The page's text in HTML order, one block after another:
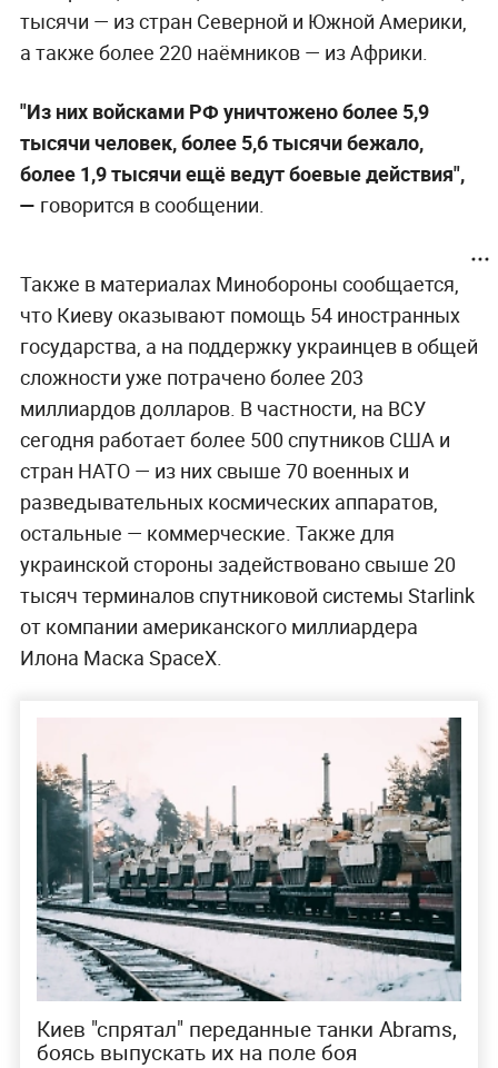
тысячи — из стран Северной и Южной Америки,
а также более 220 наёмников — из Африки.
"Из них войсками РФ уничтожено более 5,9
тысячи человек, более 5,6 тысячи бежало,
более 1,9 тысячи ещё ведут боевые действия",
— говорится в сообщении.
Также в материалах Минобороны сообщается,
что Киеву оказывают помощь 54 иностранных
государства, а на поддержку украинцев в общей
сложности уже потрачено более 203
миллиардов долларов. В частности, на ВСУ
сегодня работает более 500 спутников США и
стран НАТО — из них свыше 70 военных и
разведывательных космических аппаратов,
остальные — коммерческие. Также для
украинской стороны задействовано свыше 20
тысяч терминалов спутниковой системы Starlink
от компании американского миллиардера
Илона Маска SpaceX.
Киев "спрятал" переданные танки Abrams,
боясь выпускать их на поле боя